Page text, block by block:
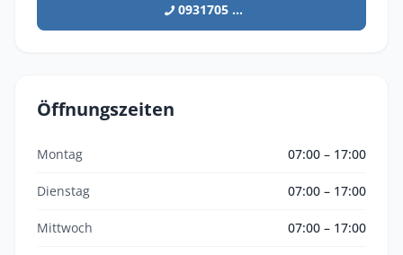
0931705 ...
Öffnungszeiten
Montag 07:00 – 17:00
Dienstag 07:00 – 17:00
Mittwoch 07:00 – 17:00